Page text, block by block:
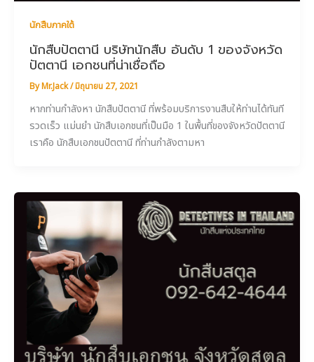
นักสืบภาคใต้
นักสืบปัตตานี บริษัทนักสืบ อันดับ 1 ของจังหวัด
ปัตตานี เอกชนที่น่าเชื่อถือ
ByMr.Jack/มิถุนายน 27, 2021
หากท่านกำลังหา นักสืบปัตตานี ที่พร้อมบริการงานสืบให้ท่านได้ทันที
รวดเร็ว แม่นยำ นักสืบเอกชนที่เป็นมือ 1 ในพื้นที่ของจังหวัดปัตตานี
เราคือ นักสืบเอกชนปัตตานี ที่ท่านกำลังตามหา